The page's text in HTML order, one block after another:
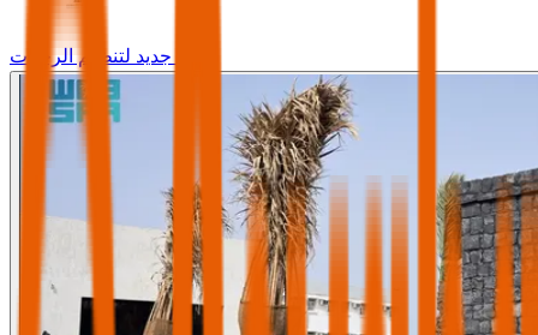
وجه جديد لتنظيم الرحلات